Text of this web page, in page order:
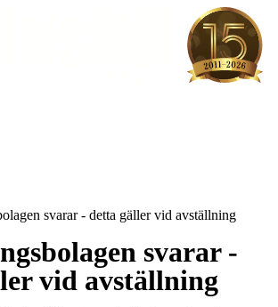
svarar - detta gäller vid avställning
svarar -
vid avställning